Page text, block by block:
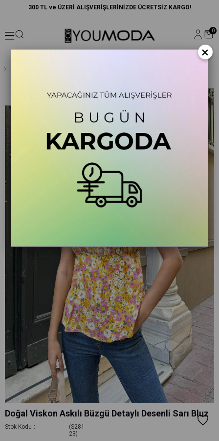
300 TL ve ÜZERİ ALIŞVERİŞLERİNİZDE ÜCRETSİZ KARGO!
0
Doğal Viskon Askılı Büzgü Detaylı Desenli Sarı Bluz
Stok Kodu
(S281
23)
×